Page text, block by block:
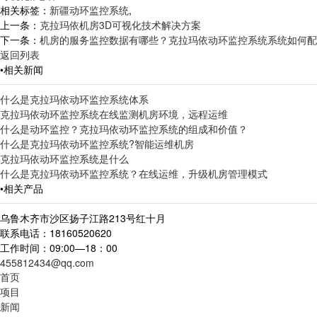
相关标签： 新疆动环监控系统,
上一条： 克拉玛依机房3D可视化技术解决方案
下一条： 机房的服务监控数据有哪些？克拉玛依动环监控系统系统如何
返回列表
•相关新闻
什么是克拉玛依动环监控系统体系
克拉玛依动环监控系统在线监测机房环境，远程运维
什么是动环监控？克拉玛依动环监控系统的组成和价值？
什么是克拉玛依动环监控系统?智能运维机房
克拉玛依动环监控系统是什么
什么是克拉玛依动环监控系统？在线运维，升级机房管理模式
•相关产品
乌鲁木齐市沙区扬子江路213号红十月
联系电话：18160520620
工作时间：09:00—18：00
455812434@qq.com
首页
项目
新闻